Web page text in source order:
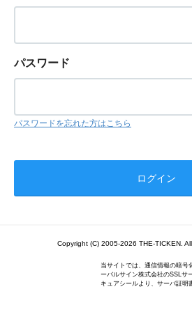
パスワード
パスワードを忘れた方はこちら
Copyright (C) 2005-2026 THE-TICKEN.
当サイトでは、通信情報の暗号
ーバルサイン株式会社のSSLサ
キュアシールより、サーバ証明